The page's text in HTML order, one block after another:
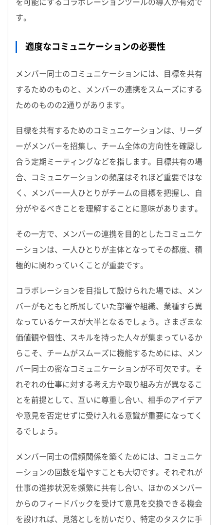
を可能にするコラボレーションツールの導入が有効で
す。
適度なコミュニケーションの必要性
メンバー同士のコミュニケーションには、目標を共有
するためのものと、メンバーの連携をスムーズにする
ためのものの2通りがあります。
目標を共有するためのコミュニケーションは、リーダ
ーがメンバーを招集し、チーム全体の方向性を確認し
合う定期ミーティングなどを指します。目標共有の場
合、コミュニケーションの頻度はそれほど重要ではな
く、メンバー一人ひとりがチームの目標を把握し、自
分がやるべきことを理解することに意味があります。
その一方で、メンバーの連携を目的としたコミュニケ
ーションは、一人ひとりが主体となってその都度、積
極的に関わっていくことが重要です。
コラボレーションを目指して設けられた場では、メン
バーがもともと所属していた部署や組織、業種すら異
なっているケースが大半となるでしょう。さまざまな
価値観や個性、スキルを持った人々が集まっているか
らこそ、チームがスムーズに機能するためには、メン
バー同士の密なコミュニケーションが不可欠です。そ
れぞれの仕事に対する考え方や取り組み方が異なるこ
とを前提として、互いに尊重し合い、相手のアイデア
や意見を否定せずに受け入れる意識が重要になってく
るでしょう。
メンバー同士の信頼関係を築くためには、コミュニケ
ーションの回数を増やすことも大切です。それぞれが
仕事の進捗状況を頻繁に共有し合い、ほかのメンバー
からのフィードバックを受けて意見を交換できる機会
を設ければ、見落としを防いだり、特定のタスクに手